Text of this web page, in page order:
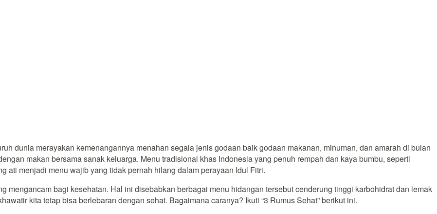
dunia merayakan kemenangannya menahan segala jenis godaan baik godaan makanan, minuman, dan amarah di bulan
makan bersama sanak keluarga. Menu tradisional khas Indonesia yang penuh rempah dan kaya bumbu, seperti
ati menjadi menu wajib yang tidak pernah hilang dalam perayaan Idul Fitri.
mengancam bagi kesehatan. Hal ini disebabkan berbagai menu hidangan tersebut cenderung tinggi karbohidrat dan lemak
kita tetap bisa berlebaran dengan sehat. Bagaimana caranya? Ikuti “3 Rumus Sehat” berikut ini.